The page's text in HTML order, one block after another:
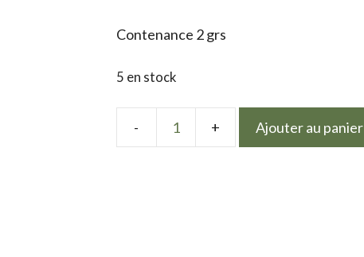
Contenance 2 grs
5 en stock
Ajouter au panier